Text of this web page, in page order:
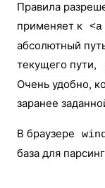
Правила
применяет к
абсолютный
текущего пути,
Очень удобно,
заранее
В браузере
база для